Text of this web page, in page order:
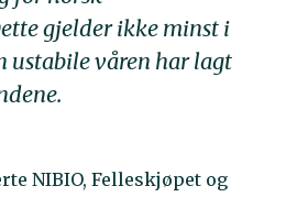
gjelder ikke minst i
ustabile våren har lagt
NIBIO, Felleskjøpet og